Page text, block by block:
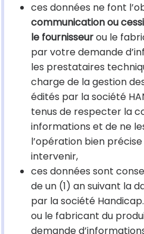
ces données ne font
communication ou
le fournisseurou le
par votre demande
les prestataires
charge de la gestion
édités par la société
tenus de respecter la
informations et de ne
l’opération bien
intervenir,
ces données sont
de un (1) an suivant la
par la société
ou le fabricant du
demande